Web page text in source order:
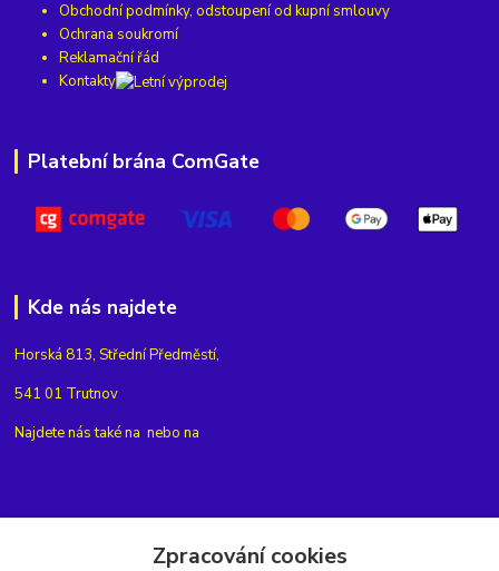
Obchodní podmínky, odstoupení od kupní smlouvy
Ochrana soukromí
Reklamační řád
Kontakty
Platební brána ComGate
Kde nás najdete
Horská 813, Střední Předměstí,
541 01 Trutnov
Najdete nás také na nebo na
Zpracování cookies